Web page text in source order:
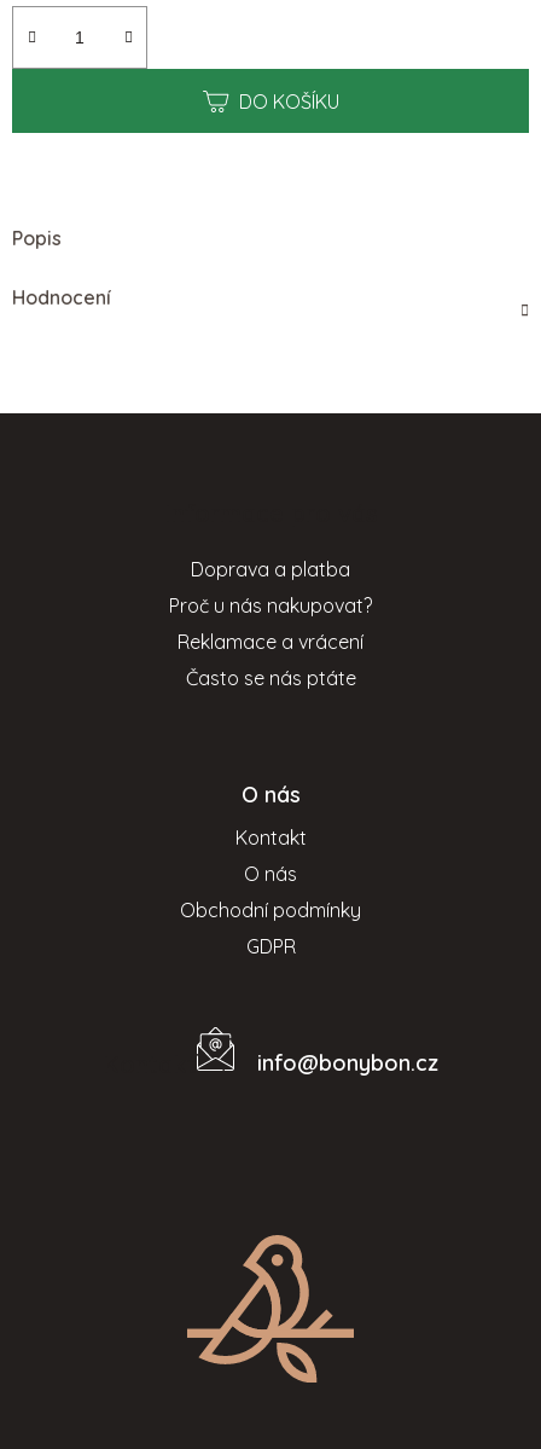
DO KOŠÍKU
Popis
Hodnocení
Doprava a platba
Proč u nás nakupovat?
Reklamace a vrácení
Často se nás ptáte
O nás
Kontakt
O nás
Obchodní podmínky
GDPR
info@bonybon.cz